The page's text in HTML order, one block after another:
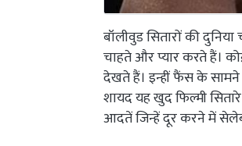
बॉलीवुड सितारों की
चाहते और प्यार करते हैं।
देखते हैं। इन्हीं फैंस के
शायद यह खुद फिल्मी
आदतें जिन्हें दूर करने में